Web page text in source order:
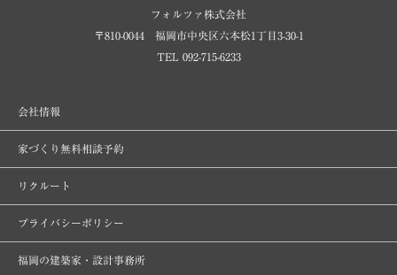
フォルツァ株式会社
〒810-0044 福岡市中央区六本松1丁目3-30-1
TEL 092-715-6233
会社情報
家づくり無料相談予約
リクルート
プライバシーポリシー
福岡の建築家・設計事務所